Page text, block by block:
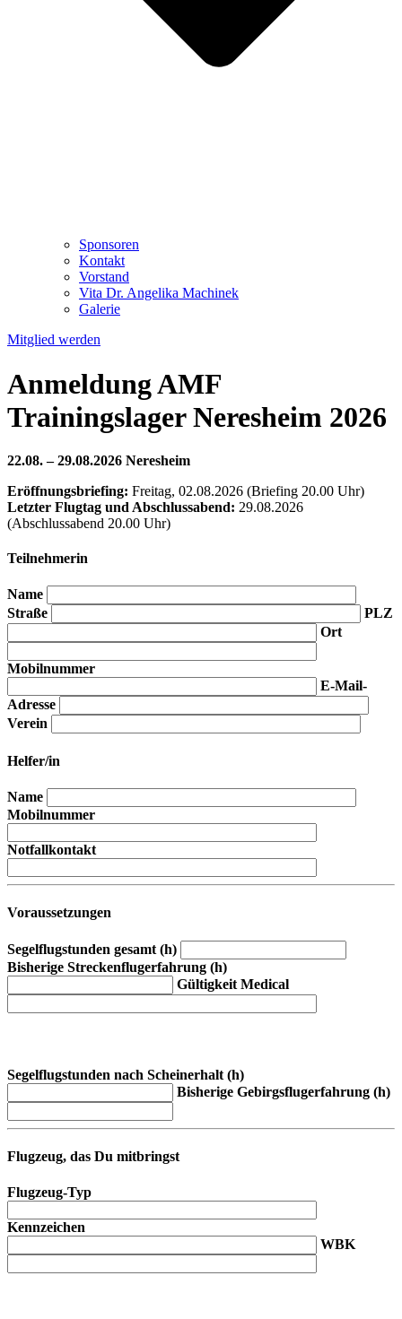
Sponsoren
Kontakt
Vorstand
Vita Dr. Angelika Machinek
Galerie
Mitglied werden
Anmeldung AMF
Trainingslager Neresheim 2026
22.08. – 29.08.2026 Neresheim
Eröffnungsbriefing: Freitag, 02.08.2026 (Briefing 20.00 Uhr)
Letzter Flugtag und Abschlussabend: 29.08.2026
(Abschlussabend 20.00 Uhr)
Teilnehmerin
Name
Straße
PLZ
Ort
Mobilnummer
E-Mail-
Adresse
Verein
Helfer/in
Name
Mobilnummer
Notfallkontakt
Voraussetzungen
Segelflugstunden gesamt (h)
Bisherige Streckenflugerfahrung (h)
Gültigkeit Medical
Segelflugstunden nach Scheinerhalt (h)
Bisherige Gebirgsflugerfahrung (h)
Flugzeug, das Du mitbringst
Flugzeug-Typ
Kennzeichen
WBK